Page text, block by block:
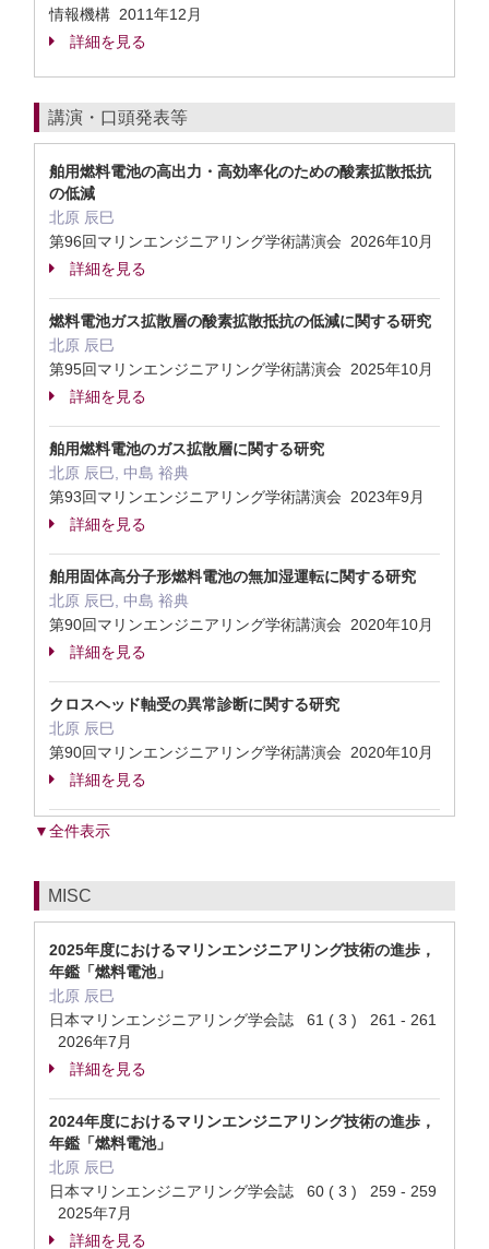
情報機構 2011年12月
詳細を見る
講演・口頭発表等
舶用燃料電池の高出力・高効率化のための酸素拡散抵抗
の低減
北原 辰巳
第96回マリンエンジニアリング学術講演会 2026年10月
詳細を見る
燃料電池ガス拡散層の酸素拡散抵抗の低減に関する研究
北原 辰巳
第95回マリンエンジニアリング学術講演会 2025年10月
詳細を見る
舶用燃料電池のガス拡散層に関する研究
北原 辰巳, 中島 裕典
第93回マリンエンジニアリング学術講演会 2023年9月
詳細を見る
舶用固体高分子形燃料電池の無加湿運転に関する研究
北原 辰巳, 中島 裕典
第90回マリンエンジニアリング学術講演会 2020年10月
詳細を見る
クロスヘッド軸受の異常診断に関する研究
北原 辰巳
第90回マリンエンジニアリング学術講演会 2020年10月
詳細を見る
▼全件表示
MISC
2025年度におけるマリンエンジニアリング技術の進歩，
年鑑「燃料電池」
北原 辰巳
日本マリンエンジニアリング学会誌 61 ( 3 ) 261 - 261
2026年7月
詳細を見る
2024年度におけるマリンエンジニアリング技術の進歩，
年鑑「燃料電池」
北原 辰巳
日本マリンエンジニアリング学会誌 60 ( 3 ) 259 - 259
2025年7月
詳細を見る